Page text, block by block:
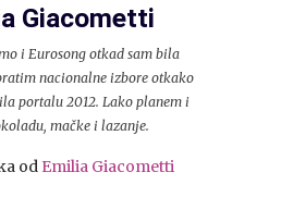
Giacometti
i Eurosong otkad sam bila
nacionalne izbore otkako
portalu 2012. Lako planem i
mačke i lazanje.
od Emilia Giacometti